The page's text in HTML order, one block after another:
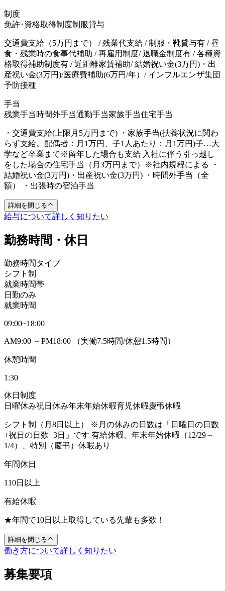
制度
免許･資格取得制度制服貸与
交通費支給（5万円まで） / 残業代支給 / 制服・靴貸与有 / 昼
食・残業時の食事代補助 / 再雇用制度/ 退職金制度有 / 各種資
格取得補助制度有 / 近距離家賃補助/ 結婚祝い金(3万円)・出
産祝い金(3万円)/医療費補助(6万円/年）/ インフルエンザ集団
予防接種
手当
残業手当時間外手当通勤手当家族手当住宅手当
・交通費支給(上限月5万円まで) ・家族手当(扶養状況に関わ
らず支給。配偶者：月1万円、子1人あたり：月1万円)子…大
学など卒業まで※留年した場合も支給 入社に伴う引っ越し
をした場合の住宅手当（月3万円まで）※社内規程による ・
結婚祝い金(3万円)・出産祝い金(3万円) ・時間外手当（全
額） ・出張時の宿泊手当
詳細を閉じる
給与について詳しく知りたい
勤務時間・休日
勤務時間タイプ
シフト制
就業時間帯
日勤のみ
就業時間
09:00~18:00
AM9:00 ～PM18:00 （実働7.5時間/休憩1.5時間）
休憩時間
1:30
休日制度
日曜休み祝日休み年末年始休暇育児休暇慶弔休暇
シフト制（月8日以上） ※月の休みの日数は「日曜日の日数
+祝日の日数+3日」です 有給休暇、年末年始休暇（12/29～
1/4）、特別（慶弔）休暇あり
年間休日
110日以上
有給休暇
★年間で10日以上取得している先輩も多数！
詳細を閉じる
働き方について詳しく知りたい
募集要項